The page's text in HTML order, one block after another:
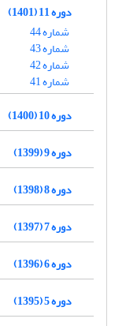
دوره 11 (1401)
شماره 44
شماره 43
شماره 42
شماره 41
دوره 10 (1400)
دوره 9 (1399)
دوره 8 (1398)
دوره 7 (1397)
دوره 6 (1396)
دوره 5 (1395)